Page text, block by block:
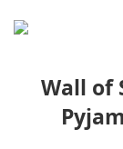
Wall of